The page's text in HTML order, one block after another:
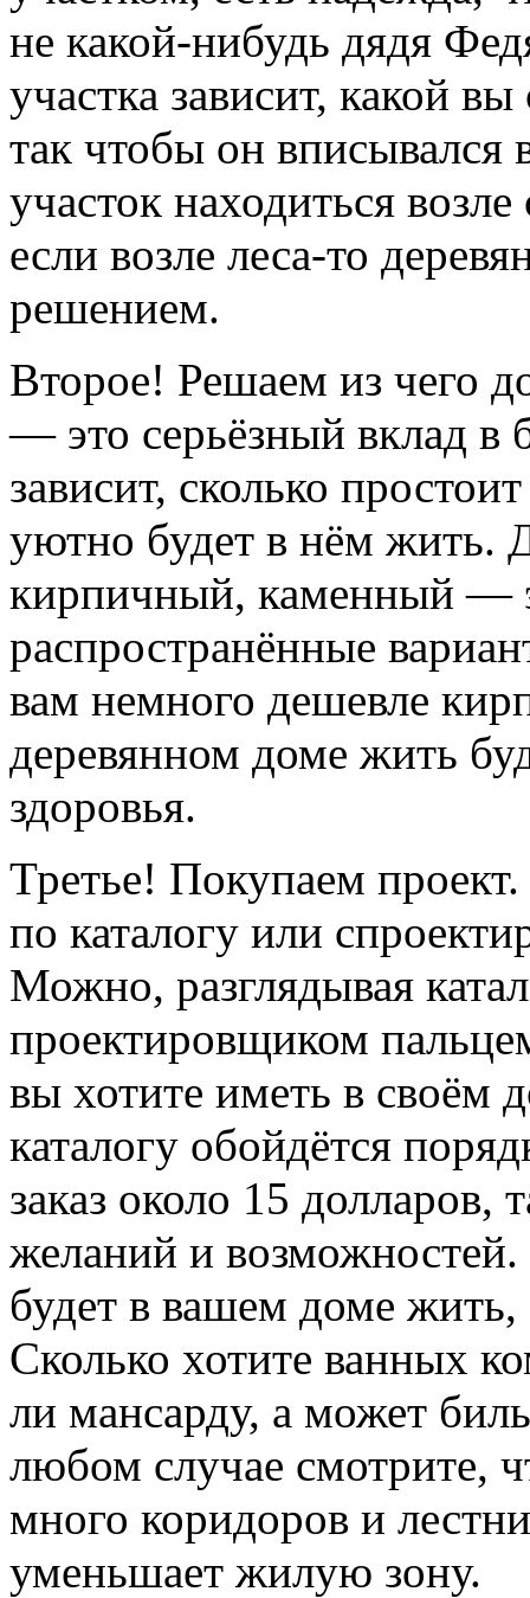
не какой-нибудь дядя
участка зависит, какой
так чтобы он вписывался
участок находиться
если возле леса-то
решением.
Второе! Решаем из чего
— это серьёзный вклад
зависит, сколько
уютно будет в нём жить.
кирпичный, каменный —
распространённые
вам немного дешевле
деревянном доме жить
здоровья.
Третье! Покупаем
по каталогу или
Можно, разглядывая
проектировщиком
вы хотите иметь в своём
каталогу обойдётся
заказ около 15 долларов,
желаний и возможностей.
будет в вашем доме жить,
Сколько хотите ванных
ли мансарду, а может
любом случае смотрите,
много коридоров и
уменьшает жилую зону.